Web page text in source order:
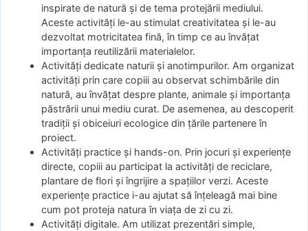
inspirate de natură și de tema protejării mediului.
Aceste activități le-au stimulat creativitatea și le-au
dezvoltat motricitatea fină, în timp ce au învățat
importanța reutilizării materialelor.
Activități dedicate naturii și anotimpurilor. Am organizat
activități prin care copiii au observat schimbările din
natură, au învățat despre plante, animale și importanța
păstrării unui mediu curat. De asemenea, au descoperit
tradiții și obiceiuri ecologice din țările partenere în
proiect.
Activități practice și hands-on. Prin jocuri și experiențe
directe, copiii au participat la activități de reciclare,
plantare de flori și îngrijire a spațiilor verzi. Aceste
experiențe practice i-au ajutat să înțeleagă mai bine
cum pot proteja natura în viața de zi cu zi.
Activități digitale. Am utilizat prezentări simple,